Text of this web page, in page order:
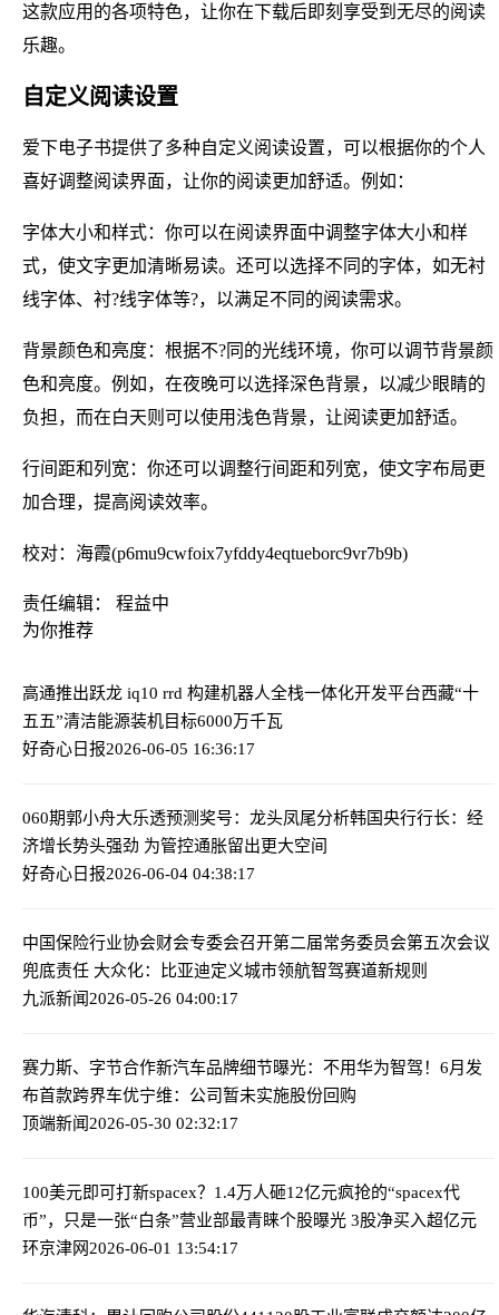
这款应用的各项特色，让你在下载后即刻享受到无尽的阅读
乐趣。
自定义阅读设置
爱下电子书提供了多种自定义阅读设置，可以根据你的个人
喜好调整阅读界面，让你的阅读更加舒适。例如：
字体大小和样式：你可以在阅读界面中调整字体大小和样
式，使文字更加清晰易读。还可以选择不同的字体，如无衬
线字体、衬?线字体等?，以满足不同的阅读需求。
背景颜色和亮度：根据不?同的光线环境，你可以调节背景颜
色和亮度。例如，在夜晚可以选择深色背景，以减少眼睛的
负担，而在白天则可以使用浅色背景，让阅读更加舒适。
行间距和列宽：你还可以调整行间距和列宽，使文字布局更
加合理，提高阅读效率。
校对：海霞(p6mu9cwfoix7yfddy4eqtueborc9vr7b9b)
责任编辑： 程益中
为你推荐
高通推出跃龙 iq10 rrd 构建机器人全栈一体化开发平台西藏“十
五五”清洁能源装机目标6000万千瓦
好奇心日报2026-06-05 16:36:17
060期郭小舟大乐透预测奖号：龙头凤尾分析韩国央行行长：经
济增长势头强劲 为管控通胀留出更大空间
好奇心日报2026-06-04 04:38:17
中国保险行业协会财会专委会召开第二届常务委员会第五次会议
兜底责任 大众化：比亚迪定义城市领航智驾赛道新规则
九派新闻2026-05-26 04:00:17
赛力斯、字节合作新汽车品牌细节曝光：不用华为智驾！6月发
布首款跨界车优宁维：公司暂未实施股份回购
顶端新闻2026-05-30 02:32:17
100美元即可打新spacex？1.4万人砸12亿元疯抢的“spacex代
币”，只是一张“白条”营业部最青睐个股曝光 3股净买入超亿元
环京津网2026-06-01 13:54:17